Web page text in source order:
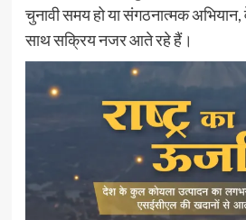
चुनावी समय हो या संगठनात्मक अभियान,
साथ सक्रिय नजर आते रहे हैं।